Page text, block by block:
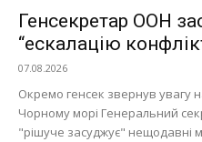
Генсекретар ООН
“ескалацію
07.08.2026
Окремо генсек звернув увагу
Чорному морі Генеральний
"рішуче засуджує" нещодавні